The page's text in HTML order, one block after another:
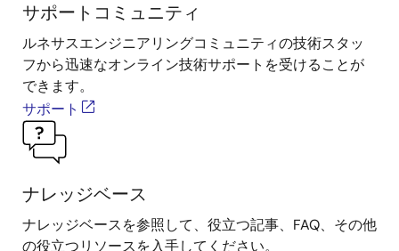
サポートコミュニティ
ルネサスエンジニアリングコミュニティの技術スタッ
フから迅速なオンライン技術サポートを受けることが
できます。
サポート
ナレッジベース
ナレッジベースを参照して、役立つ記事、FAQ、その他
の役立つリソースを入手してください。